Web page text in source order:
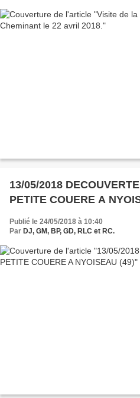
13/05/2018 DECOUVERTE DU PARC DE LA
Publié le 24/05/2018 à 10:40
Par DJ, GM, BP, GD, RLC et RC.